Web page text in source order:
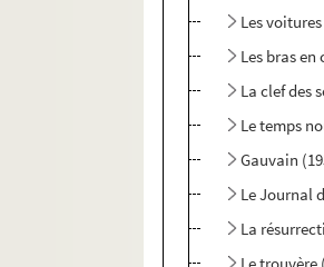
Les
Les bras en
La clef des
Le temps
Gauvain
Le Journal
La